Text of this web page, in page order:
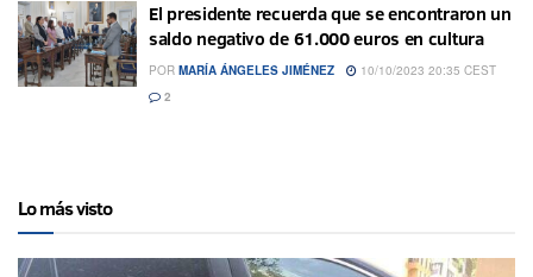
El presidente recuerda que se encontraron un
saldo negativo de 61.000 euros en cultura
POR MARÍA ÁNGELES JIMÉNEZ
10/10/2023 20:35 CEST
2
Lo más visto